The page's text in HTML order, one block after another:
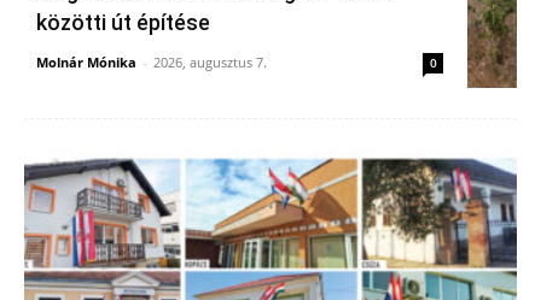
közötti út építése
Molnár Mónika - 2026, augusztus 7. 0